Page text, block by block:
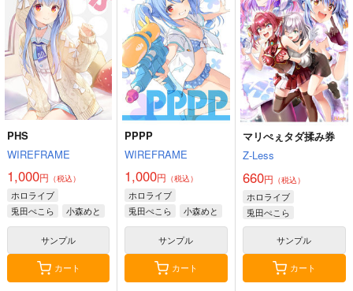
[2608]シオリ・ノヴェ
ラ アクスタ
くわい屋
専売 1,572円（税込）
ホロライブ
シオリ・ノヴェラ
サンプル
作品詳細
[2608]特製色紙 風真
いろは
くわい屋
専売 787 円（税込）
ホロライブ
風真いろは
サンプル
作品詳細
ホロライブ・ICステッ
カー（輪堂千速）
G.G.W
専売 440円 （税込）
ホロライブ 輪堂千速
サンプル
Z-Less
660円（税込）
八九寺真宵
サンプル
作品詳細
WIREFRAME
1,000円（税込）
兎田ぺこら
サンプル
作品詳細
G.G.W
220円（税込）
兎田ぺこら
サンプル
作品詳細
PHS
WIREFRAME
1,000円 （税込）
ホロライブ
兎田ぺこら
小森めと
サンプル
カート
PPPP
WIREFRAME
1,000円 （税込）
ホロライブ
兎田ぺこら
小森めと
サンプル
カート
マリぺぇタダ揉み券
Z-Less
660円 （税込）
ホロライブ
兎田ぺこら
宝鐘マリン
綺々羅々ヴィヴィ
サンプル
カート